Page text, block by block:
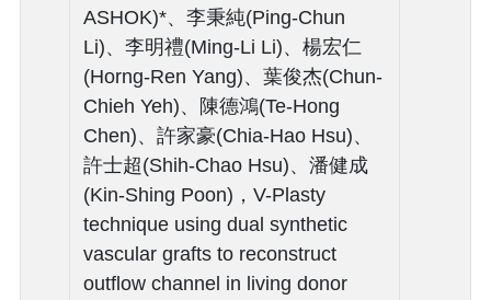
ASHOK)*、李秉純(Ping-Chun
Li)、李明禮(Ming-Li Li)、楊宏仁
(Horng-Ren Yang)、葉俊杰(Chun-
Chieh Yeh)、陳德鴻(Te-Hong
Chen)、許家豪(Chia-Hao Hsu)、
許士超(Shih-Chao Hsu)、潘健成
(Kin-Shing Poon)，V-Plasty
technique using dual synthetic
vascular grafts to reconstruct
outflow channel in living donor